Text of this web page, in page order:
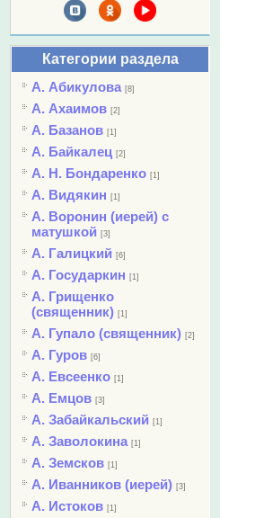
Категории раздела
А. Абикулова [8]
А. Ахаимов [2]
А. Базанов [1]
А. Байкалец [2]
А. Н. Бондаренко [1]
А. Видякин [1]
А. Воронин (иерей) с
матушкой [3]
А. Галицкий [6]
А. Государкин [1]
А. Грищенко
(священник) [1]
А. Гупало (священник) [2]
А. Гуров [6]
А. Евсеенко [1]
А. Емцов [3]
А. Забайкальский [1]
А. Заволокина [1]
А. Земсков [1]
А. Иванников (иерей) [3]
А. Истоков [1]